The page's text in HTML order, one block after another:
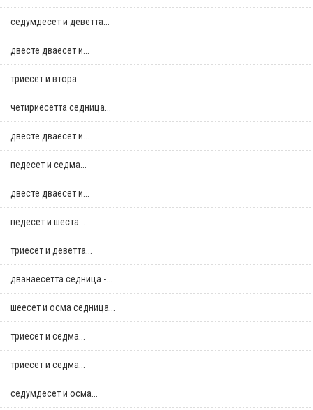
седумдесет и деветта...
двестe дваесет и...
триесет и втора...
четириесетта седница...
двестe дваесет и...
педесет и седма...
двестe дваесет и...
педесет и шеста...
триесет и деветта...
дванаесетта седница -...
шеесет и осма седница...
триесет и седма...
триесет и седма...
седумдесет и осма...